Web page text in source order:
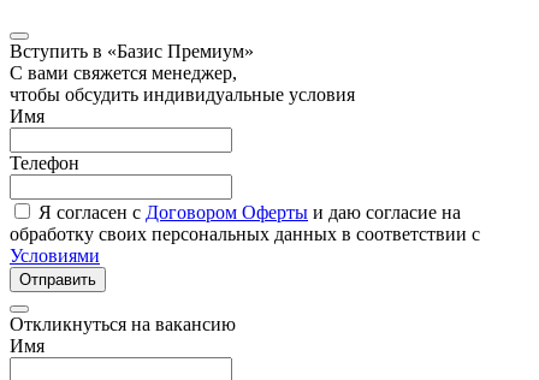
Вступить в «Базис Премиум»
С вами свяжется менеджер,
чтобы обсудить индивидуальные условия
Имя
Телефон
Я согласен с Договором Оферты и даю согласие на
обработку своих персональных данных в соответствии с
Условиями
Отправить
Откликнуться на вакансию
Имя